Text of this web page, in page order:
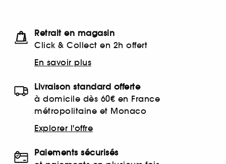
Retrait en magasin
Click & Collect en 2h offert
En savoir plus
Livraison standard offerte
à domicile dès 60€ en France
métropolitaine et Monaco
Explorer l'offre
Paiements sécurisés